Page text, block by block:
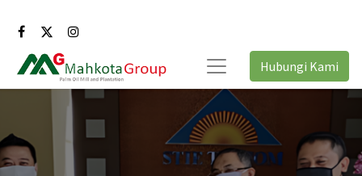
Hubungi Kami